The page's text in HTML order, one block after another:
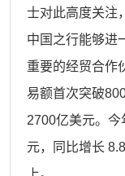
士对此高度关注
中国之行能够进
重要的经贸合作
易额首次突破
2700亿美元。
元，同比增长